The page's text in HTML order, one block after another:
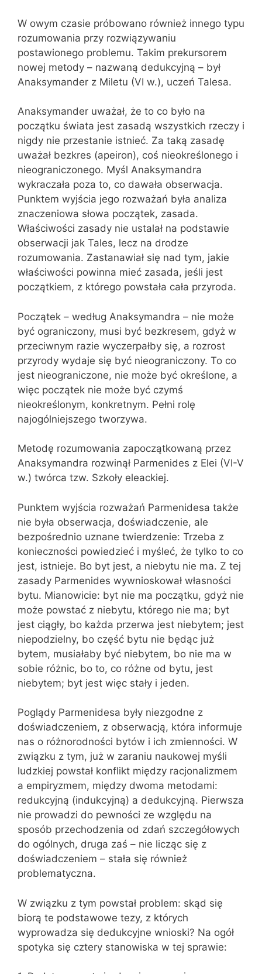
W owym czasie próbowano również innego typu
rozumowania przy rozwiązywaniu
postawionego problemu. Takim prekursorem
nowej metody – nazwaną dedukcyjną – był
Anaksymander z Miletu (VI w.), uczeń Talesa.
Anaksymander uważał, że to co było na
początku świata jest zasadą wszystkich rzeczy i
nigdy nie przestanie istnieć. Za taką zasadę
uważał bezkres (apeiron), coś nieokreślonego i
nieograniczonego. Myśl Anaksymandra
wykraczała poza to, co dawała obserwacja.
Punktem wyjścia jego rozważań była analiza
znaczeniowa słowa początek, zasada.
Właściwości zasady nie ustalał na podstawie
obserwacji jak Tales, lecz na drodze
rozumowania. Zastanawiał się nad tym, jakie
właściwości powinna mieć zasada, jeśli jest
początkiem, z którego powstała cała przyroda.
Początek – według Anaksymandra – nie może
być ograniczony, musi być bezkresem, gdyż w
przeciwnym razie wyczerpałby się, a rozrost
przyrody wydaje się być nieograniczony. To co
jest nieograniczone, nie może być określone, a
więc początek nie może być czymś
nieokreślonym, konkretnym. Pełni rolę
najogólniejszego tworzywa.
Metodę rozumowania zapoczątkowaną przez
Anaksymandra rozwinął Parmenides z Elei (VI-V
w.) twórca tzw. Szkoły eleackiej.
Punktem wyjścia rozważań Parmenidesa także
nie była obserwacja, doświadczenie, ale
bezpośrednio uznane twierdzenie: Trzeba z
konieczności powiedzieć i myśleć, że tylko to co
jest, istnieje. Bo byt jest, a niebytu nie ma. Z tej
zasady Parmenides wywnioskował własności
bytu. Mianowicie: byt nie ma początku, gdyż nie
może powstać z niebytu, którego nie ma; byt
jest ciągły, bo każda przerwa jest niebytem; jest
niepodzielny, bo część bytu nie będąc już
bytem, musiałaby być niebytem, bo nie ma w
sobie różnic, bo to, co różne od bytu, jest
niebytem; byt jest więc stały i jeden.
Poglądy Parmenidesa były niezgodne z
doświadczeniem, z obserwacją, która informuje
nas o różnorodności bytów i ich zmienności. W
związku z tym, już w zaraniu naukowej myśli
ludzkiej powstał konflikt między racjonalizmem
a empiryzmem, między dwoma metodami:
redukcyjną (indukcyjną) a dedukcyjną. Pierwsza
nie prowadzi do pewności ze względu na
sposób przechodzenia od zdań szczegółowych
do ogólnych, druga zaś – nie licząc się z
doświadczeniem – stała się również
problematyczna.
W związku z tym powstał problem: skąd się
biorą te podstawowe tezy, z których
wyprowadza się dedukcyjne wnioski? Na ogół
spotyka się cztery stanowiska w tej sprawie: